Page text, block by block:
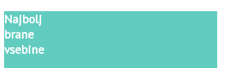
Najbolj
brane
vsebine